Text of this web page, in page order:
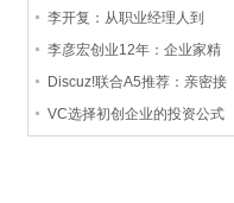
李开复：从职业经理人到
李彦宏创业12年：企业家精
Discuz!联合A5推荐：亲密接
VC选择初创企业的投资公式